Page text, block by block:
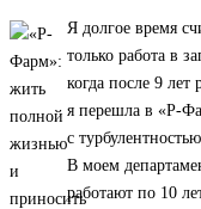
Я долгое время
только работа в
когда после 9
я перешла в «Р-
с
В моем
работают по 10